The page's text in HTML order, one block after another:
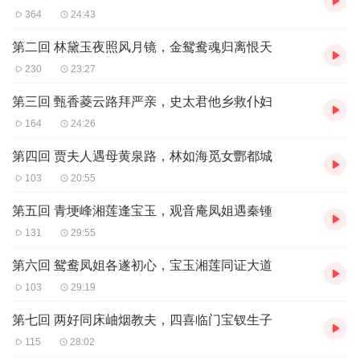
364 24:43
第二回 林黛玉夜照风月镜，金鸳鸯魂归离恨天
230 23:27
第三回 甄香菱云路拜严亲，史太君他乡救仆妇
164 24:26
第四回 贾夫人遇母黄泉路，林如海觅女酆都城
103 20:55
第五回 青埂峰湘莲逢宝玉，观音庵凤姐遇秦锺
131 29:55
第六回 鸳鸯凤姐各遂初心，宝玉湘莲同证大道
103 29:19
第七回 两好同床岫烟教夫，四喜临门宝钗生子
115 28:02